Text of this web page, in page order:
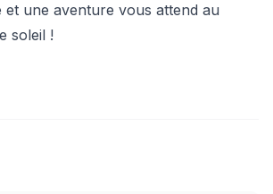
une aventure vous attend au
soleil !